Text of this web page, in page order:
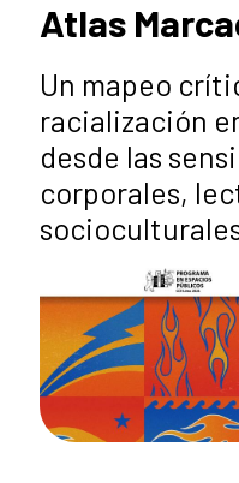
Atlas
Un mapeo
racialización
desde las
corporales,